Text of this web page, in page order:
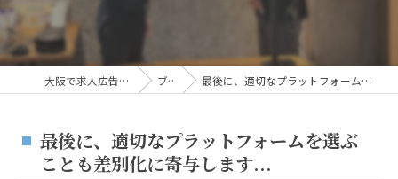
大阪で求人広告なら株式会社AOA ブログ 最後に、適切なプラットフォームを選ぶことも差別化に寄与します...
最後に、適切なプラットフォームを選ぶ
ことも差別化に寄与します...